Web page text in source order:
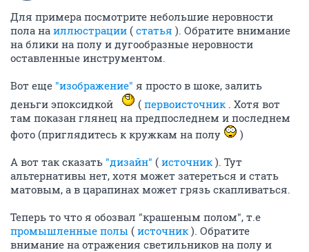
Для примера посмотрите небольшие неровности
пола на иллюстрации ( статья ). Обратите внимание
на блики на полу и дугообразные неровности
оставленные инструментом.
Вот еще "изображение" я просто в шоке, залить
деньги эпоксидкой
( первоисточник . Хотя вот
там показан глянец на предпоследнем и последнем
фото (приглядитесь к кружкам на полу
)
А вот так сказать "дизайн" ( источник ). Тут
альтернативы нет, хотя может затереться и стать
матовым, а в царапинах может грязь скапливаться.
Теперь то что я обозвал "крашеным полом", т.е
промышленные полы ( источник ). Обратите
внимание на отражения светильников на полу и